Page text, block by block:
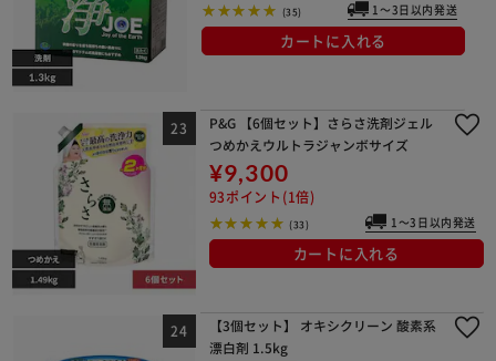
(35) 1～3日以内発送
カートに入れる
P&G 【6個セット】さらさ洗剤ジェル
つめかえウルトラジャンボサイズ
¥9,300
93ポイント(1倍)
(33) 1～3日以内発送
カートに入れる
【3個セット】 オキシクリーン 酸素系
漂白剤 1.5kg